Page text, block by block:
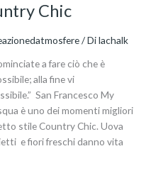
Chic
/ Dilachalk
a fare ciò che è
alla fine vi
San Francesco My
è uno dei momenti migliori
stile Country Chic. Uova
e fiori freschi danno vita